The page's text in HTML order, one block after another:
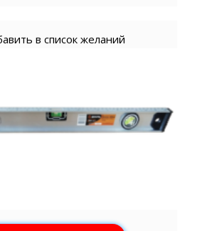
в список желаний